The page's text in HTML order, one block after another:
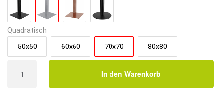
Quadratisch
50x50 60x60 70x70 80x80
70x70
In den Warenkorb